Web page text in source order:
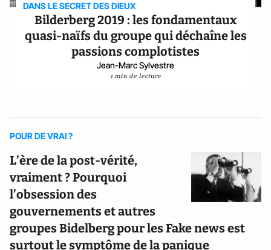
DANS LE SECRET DES DIEUX
Bilderberg 2019 : les fondamentaux
quasi-naïfs du groupe qui déchaîne les
passions complotistes
Jean-Marc Sylvestre
1 min de lecture
POUR DE VRAI ?
L’ère de la post-vérité,
vraiment ? Pourquoi
l’obsession des
gouvernements et autres
groupes Bidelberg pour les Fake news est
surtout le symptôme de la panique